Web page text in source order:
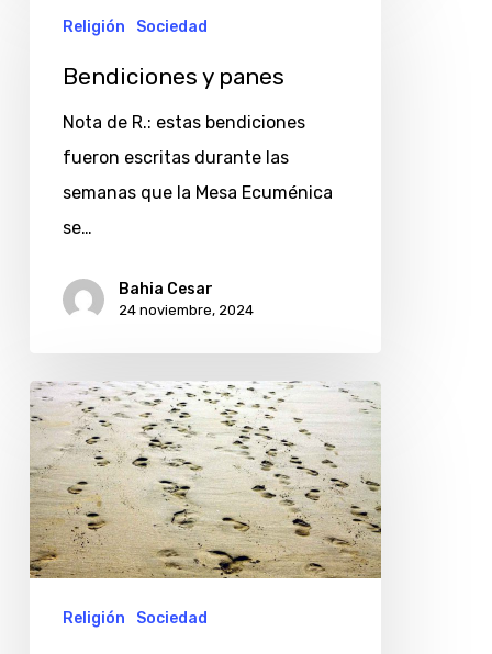
Religión Sociedad
Bendiciones y panes
Nota de R.: estas bendiciones
fueron escritas durante las
semanas que la Mesa Ecuménica
se…
Bahia Cesar
24 noviembre, 2024
¿Cómo
quieres
que
lo
nombre?
Religión Sociedad